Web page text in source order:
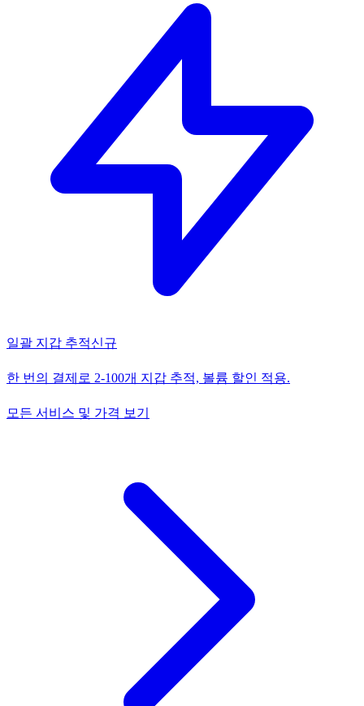
일괄 지갑 추적신규
한 번의 결제로 2-100개 지갑 추적, 볼륨 할인 적용.
모든 서비스 및 가격 보기